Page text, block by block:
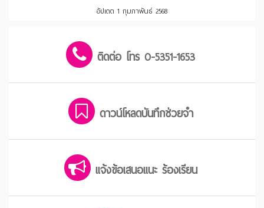
อัปเดต 1 กุมภาพันธ์ 2568
ติดต่อ โทร 0-5351-1653
ดาวน์โหลดบันทึกช่วยจำ
แจ้งข้อเสนอแนะ ร้องเรียน